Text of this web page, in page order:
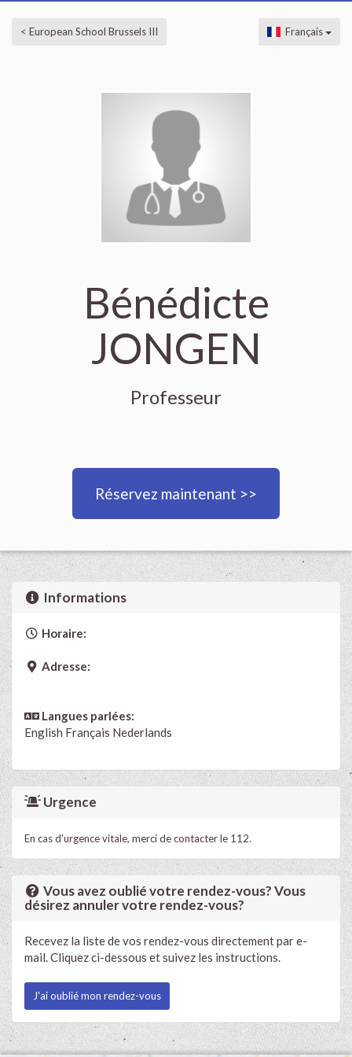
< European School Brussels III Français
Bénédicte
JONGEN
Professeur
Réservez maintenant >>
Informations
Horaire:
Adresse:
Langues parlées:
English Français Nederlands
Urgence
En cas d'urgence vitale, merci de contacter le 112.
Vous avez oublié votre rendez-vous? Vous
désirez annuler votre rendez-vous?
Recevez la liste de vos rendez-vous directement par e-
mail. Cliquez ci-dessous et suivez les instructions.
J'ai oublié mon rendez-vous